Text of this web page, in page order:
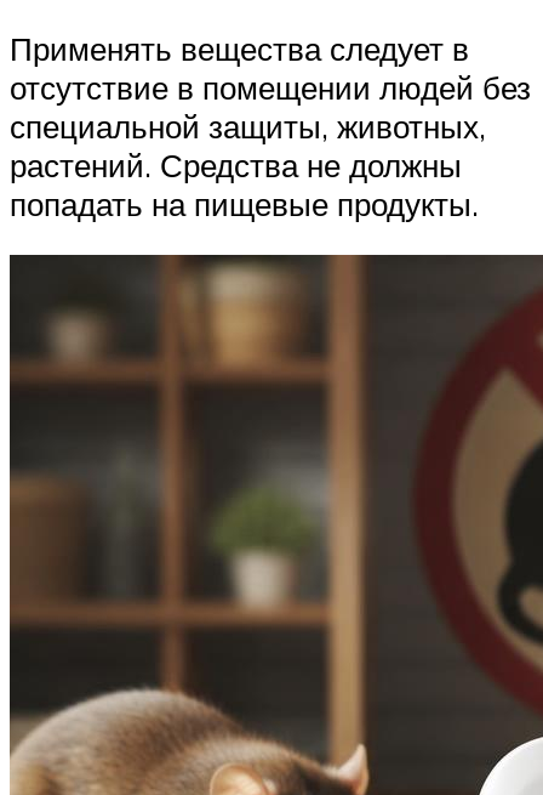
Применять вещества следует в
отсутствие в помещении людей без
специальной защиты, животных,
растений. Средства не должны
попадать на пищевые продукты.